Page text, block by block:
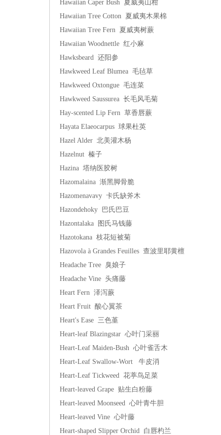
Hawaiian Caper Bush 夏威夷山柑
Hawaiian Tree Cotton 夏威夷木果棉
Hawaiian Tree Fern 夏威夷树蕨
Hawaiian Woodnettle 红小麻
Hawksbeard 还阳参
Hawkweed Leaf Blumea 毛毡草
Hawkweed Oxtongue 毛连菜
Hawkweed Saussurea 长毛风毛菊
Hay-scented Lip Fern 草香唇蕨
Hayata Elaeocarpus 球果杜英
Hazel Alder 北美灌木杨
Hazelnut 榛子
Hazina 塔纳医胶树
Hazomalaina 渐黑脚骨脆
Hazomenavavy 卡氏缺斧木
Hazondehoky 巴氏巴豆
Hazontalaka 图氏马钱藤
Hazotokana 枝花短被菊
Hazovola à Grandes Feuilles 查波里耶黄檀
Headache Tree 臭娘子
Headache Vine 头痛藤
Heart Fern 泽泻蕨
Heart Fruit 酸心翼茶
Heart's Ease 三色堇
Heart-leaf Blazingstar 心叶门采丽
Heart-Leaf Maiden-Bush 心叶雀舌木
Heart-Leaf Swallow-Wort 牛皮消
Heart-Leaf Tickweed 花葶鸟足菜
Heart-leaved Grape 贴生白粉藤
Heart-leaved Moonseed 心叶青牛胆
Heart-leaved Vine 心叶藤
Heart-shaped Slipper Orchid 白唇杓兰